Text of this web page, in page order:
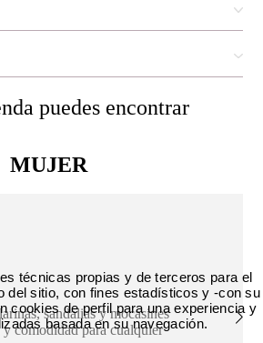
puedes encontrar
MUJER
sandalias y mocasines
y comodidad para cualquier
técnicas propias y de terceros para el
del sitio, con fines estadísticos y -con su
cookies de perfil para una experiencia y
basada en su navegación.